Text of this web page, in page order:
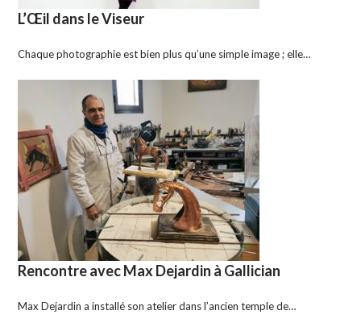
L’Œil dans le Viseur
Chaque photographie est bien plus qu’une simple image ; elle…
Rencontre avec Max Dejardin à Gallician
Max Dejardin a installé son atelier dans l’ancien temple de…